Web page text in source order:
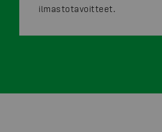
ilmastotavoitteet.